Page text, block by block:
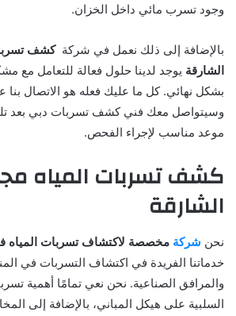
وجود تسرب مائي داخل الخزان.
بالإضافة إلى ذلك نعمل في شركة كشف
الشارقة يوجد لدينا حلول فعالة للتعامل مع
بشكل نهائي. كل ما عليك فعله هو الاتصال بنا
وسيتواصل معك فني كشف تسربات دبي بعد
موعد مناسب لإجراء الفحص.
كشف تسربات المياه
الشارقة
نحن شركة مخصصة لاكتشاف تسربات المياه
خدماتنا الفريدة في اكتشاف التسربات في
والمرافق الصناعية. نحن نعي تمامًا أهمية
السلبية على هيكل المباني، بالإضافة إلى